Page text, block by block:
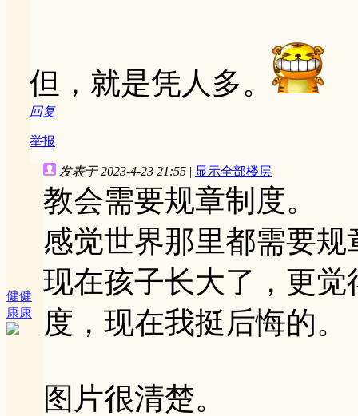
但，就是凭人多。
回复
举报
健健
康康
发表于 2023-4-23 21:55 | 显示全部楼层
教会需要规章制度。
感觉世界那里都需要
现在孩子长大了，更
度，现在我挺后悔的。
图片很清楚。